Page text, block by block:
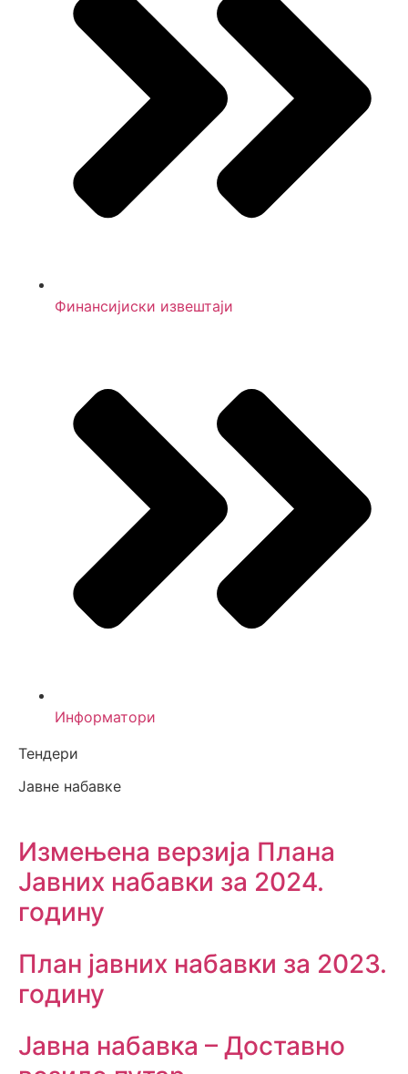
Финансијиски извештаји
Информатори
Тендери
Јавне набавке
Измењенa верзијa Плана
Јавних набавки за 2024.
годину
План јавних набавки за 2023.
годину
Јавна набавка – Доставно